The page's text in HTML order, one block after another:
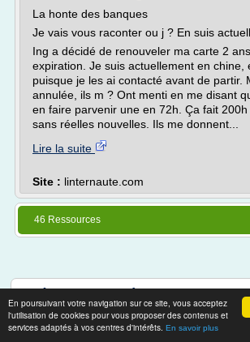
En poursuivant votre navigation sur ce site, vous acceptez
l'utilisation de cookies pour vous proposer des contenus et
services adaptés à vos centres d'intérêts. En savoir plus
La honte des banques
Je vais vous raconter ou j ? En suis
Ing a décidé de renouveler ma carte 2
expiration. Je suis actuellement en chine,
puisque je les ai contacté avant de partir.
annulée, ils m ? Ont menti en me disant
en faire parvenir une en 72h. Ça fait
sans réelles nouvelles. Ils me donnent...
Lire la suite
Site : linternaute.com
46 Ressources
taux credit immobilier 25 ans